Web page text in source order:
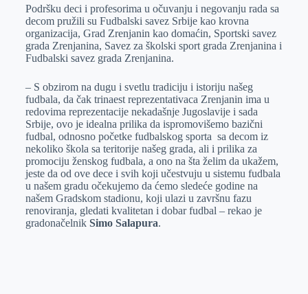
Podršku deci i profesorima u očuvanju i negovanju rada sa
decom pružili su Fudbalski savez Srbije kao krovna
organizacija, Grad Zrenjanin kao domaćin, Sportski savez
grada Zrenjanina, Savez za školski sport grada Zrenjanina i
Fudbalski savez grada Zrenjanina.
– S obzirom na dugu i svetlu tradiciju i istoriju našeg
fudbala, da čak trinaest reprezentativaca Zrenjanin ima u
redovima reprezentacije nekadašnje Jugoslavije i sada
Srbije, ovo je idealna prilika da ispromovišemo bazični
fudbal, odnosno početke fudbalskog sporta sa decom iz
nekoliko škola sa teritorije našeg grada, ali i prilika za
promociju ženskog fudbala, a ono na šta želim da ukažem,
jeste da od ove dece i svih koji učestvuju u sistemu fudbala
u našem gradu očekujemo da ćemo sledeće godine na
našem Gradskom stadionu, koji ulazi u završnu fazu
renoviranja, gledati kvalitetan i dobar fudbal – rekao je
gradonačelnik Simo Salapura.